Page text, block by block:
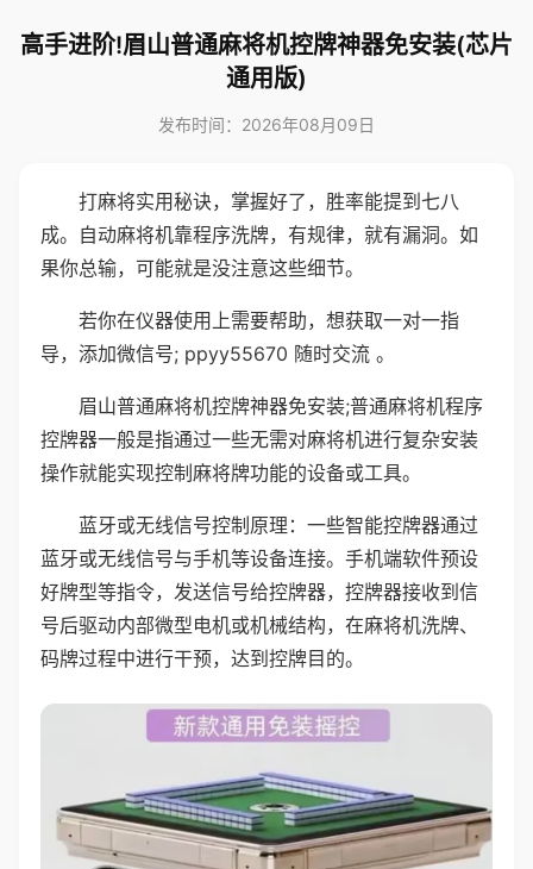
高手进阶!眉山普通麻将机控牌神器免安装(芯片
通用版)
发布时间：2026年08月09日
打麻将实用秘诀，掌握好了，胜率能提到七八
成。自动麻将机靠程序洗牌，有规律，就有漏洞。如
果你总输，可能就是没注意这些细节。
若你在仪器使用上需要帮助，想获取一对一指
导，添加微信号; ppyy55670 随时交流 。
眉山普通麻将机控牌神器免安装;普通麻将机程序
控牌器一般是指通过一些无需对麻将机进行复杂安装
操作就能实现控制麻将牌功能的设备或工具。
蓝牙或无线信号控制原理：一些智能控牌器通过
蓝牙或无线信号与手机等设备连接。手机端软件预设
好牌型等指令，发送信号给控牌器，控牌器接收到信
号后驱动内部微型电机或机械结构，在麻将机洗牌、
码牌过程中进行干预，达到控牌目的。